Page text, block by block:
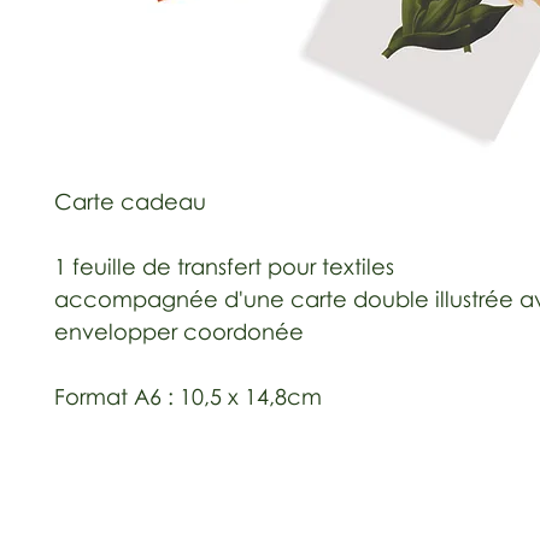
Carte cadeau
1 feuille de transfert pour textiles
accompagnée d'une carte double illustrée
envelopper coordonée
Format A6 : 10,5 x 14,8cm